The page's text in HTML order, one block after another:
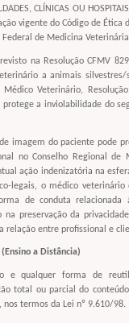
CLÍNICAS OU
vigente do Código de Ética
Federal de Medicina
na Resolução CFMV
a animais silvestres/
Veterinário,
a inviolabilidade do
imagem do paciente pode
no Conselho Regional de
ação indenizatória na
legais, o médico veterinário
de conduta relacionada
preservação da
relação entre profissional e
(Ensino a Distância)
e qualquer forma de
total ou parcial do
termos da Lei nº 9.610/98.